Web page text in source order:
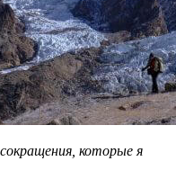
которые я